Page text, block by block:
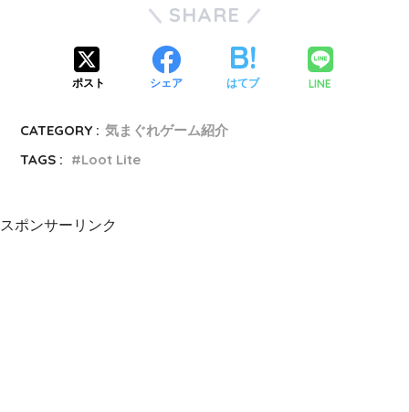
SHARE
ポスト シェア はてブ LINE
CATEGORY : 気まぐれゲーム紹介
TAGS :
Loot Lite
スポンサーリンク